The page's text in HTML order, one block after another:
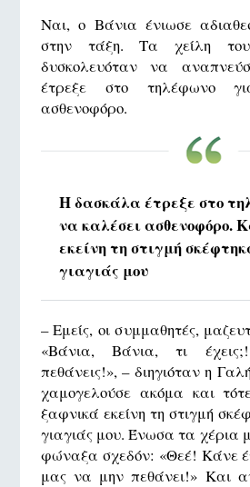
Ναι, ο Βάνια ένιωσε
στην τάξη. Τα χείλη
δυσκολευόταν να
έτρεξε στο τηλέφωνο
ασθενοφόρο.
Η δασκάλα έτρεξε στο
να καλέσει ασθενοφόρο.
εκείνη τη στιγμή
γιαγιάς μου
– Εμείς, οι συμμαθητές,
«Βάνια, Βάνια, τι
πεθάνεις!», – διηγιόταν η
χαμογελούσε ακόμα και
ξαφνικά εκείνη τη στιγμή
γιαγιάς μου. Ένωσα τα χέρια
φώναξα σχεδόν: «Θεέ! Κάνε
μας να μην πεθάνει!» Και